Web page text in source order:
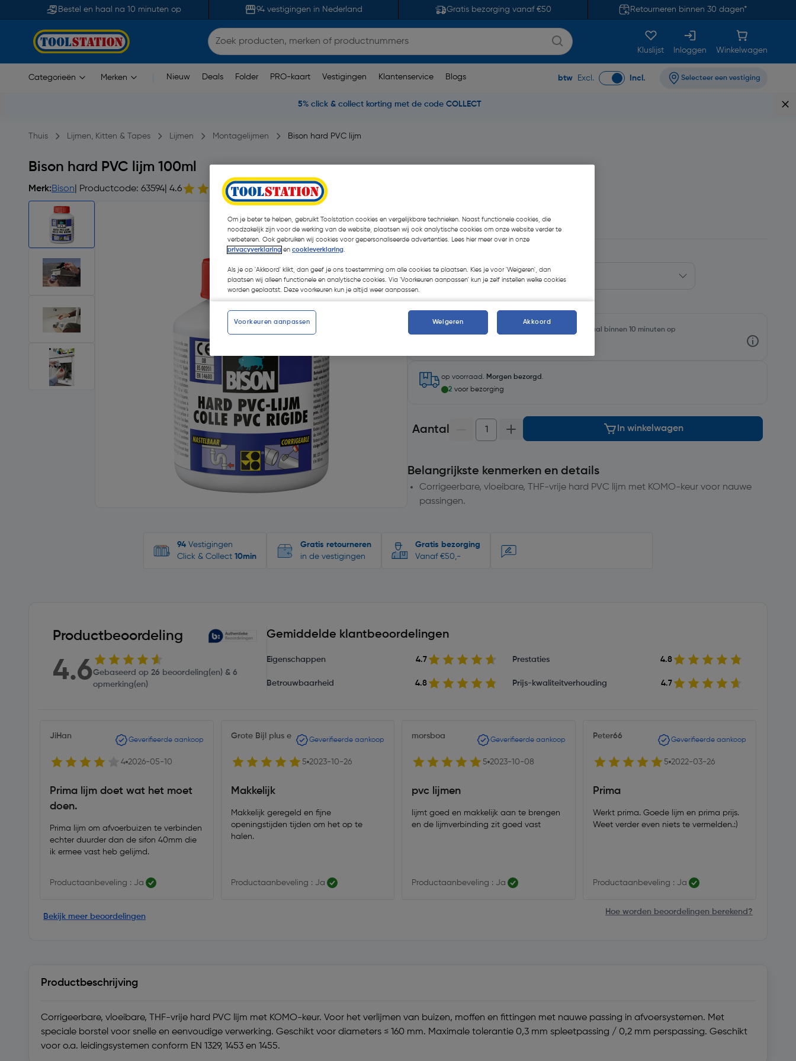
Bestel en haal na 10 minuten op 94 vestigingen in Nederland Gratis bezorging vanaf €50 Retourneren binnen 30 dagen*
Kluslijst Inloggen Winkelwagen
Categorieën Merken Nieuw Deals Folder PRO-kaart Vestigingen Klantenservice Blogs btw Excl. Incl. Selecteer een vestiging
5% click & collect korting met de code COLLECT
Thuis Lijmen, Kitten & Tapes Lijmen Montagelijmen Bison hard PVC lijm
Bison hard PVC lijm 100ml
Merk:Bison | Productcode: 63594 | 4.6 26 opmerking(en)| Stuk
€ 6,80 | Excl. btw € 5,62
Selecteer winkel - Bekijk voorraadniveaus en haal binnen 10 minuten op
op voorraad. Morgen bezorgd .
2 voor bezorging
Aantal In winkelwagen
Belangrijkste kenmerken en details
Corrigeerbare, vloeibare, THF-vrije hard PVC lijm met KOMO-keur voor nauwe
passingen.
94 Vestigingen
Click & Collect 10min
Gratis retourneren
in de vestigingen
Gratis bezorging
Vanaf €50,-
Productbeoordeling
4.6Gebaseerd op 26 beoordeling(en) & 6
opmerking(en)
Gemiddelde klantbeoordelingen
Eigenschappen 4.7 Prestaties 4.8
Betrouwbaarheid 4.8 Prijs-kwaliteitverhouding 4.7
JiHan Geverifieerde aankoop
4 2026-05-10
Prima lijm doet wat het moet
doen.
Prima lijm om afvoerbuizen te verbinden
echter duurder dan de sifon 40mm die
ik ermee vast heb gelijmd.
Productaanbeveling : Ja
Grote Bijl plus e Geverifieerde aankoop
5 2023-10-26
Makkelijk
Makkelijk geregeld en fijne
openingstijden tijden om het op te
halen.
Productaanbeveling : Ja
morsboa Geverifieerde aankoop
5 2023-10-08
pvc lijmen
lijmt goed en makkelijk aan te brengen
en de lijmverbinding zit goed vast
Productaanbeveling : Ja
Peter66 Geverifieerde aankoop
5 2022-03-26
Prima
Werkt prima. Goede lijm en prima prijs.
Weet verder even niets te vermelden.:)
Productaanbeveling : Ja
Bekijk meer beoordelingen
Hoe worden beoordelingen berekend?
Productbeschrijving
Corrigeerbare, vloeibare, THF-vrije hard PVC lijm met KOMO-keur. Voor het verlijmen van buizen, moffen en fittingen met nauwe passing in afvoersystemen. Met
speciale borstel voor snelle en eenvoudige verwerking. Geschikt voor diameters ≤ 160 mm. Maximale tolerantie 0,3 mm spleetpassing / 0,2 mm perspassing. Geschikt
voor o.a. leidingsystemen conform EN 1329, 1453 en 1455.
Om je beter te helpen, gebruikt Toolstation cookies en vergelijkbare technieken. Naast functionele cookies, die
noodzakelijk zijn voor de werking van de website, plaatsen wij ook analytische cookies om onze website verder te
verbeteren. Ook gebruiken wij cookies voor gepersonaliseerde advertenties. Lees hier meer over in onze
privacyverklaring en cookieverklaring.
Als je op 'Akkoord' klikt, dan geef je ons toestemming om alle cookies te plaatsen. Kies je voor 'Weigeren', dan
plaatsen wij alleen functionele en analytische cookies. Via 'Voorkeuren aanpassen' kun je zelf instellen welke cookies
worden geplaatst. Deze voorkeuren kun je altijd weer aanpassen.
Voorkeuren aanpassen Weigeren Akkoord